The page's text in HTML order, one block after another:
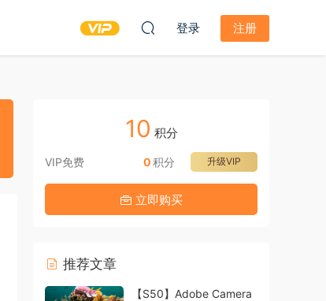
登录 注册
10 积分
VIP免费 升级VIP
0积分
立即购买
推荐文章
【S50】Adobe Camera